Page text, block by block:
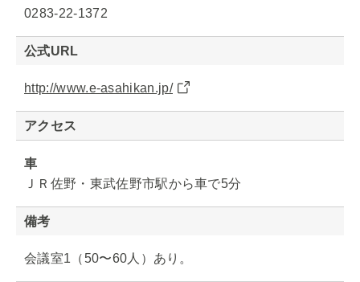
0283-22-1372
公式URL
http://www.e-asahikan.jp/
アクセス
車
ＪＲ佐野・東武佐野市駅から車で5分
備考
会議室1（50〜60人）あり。